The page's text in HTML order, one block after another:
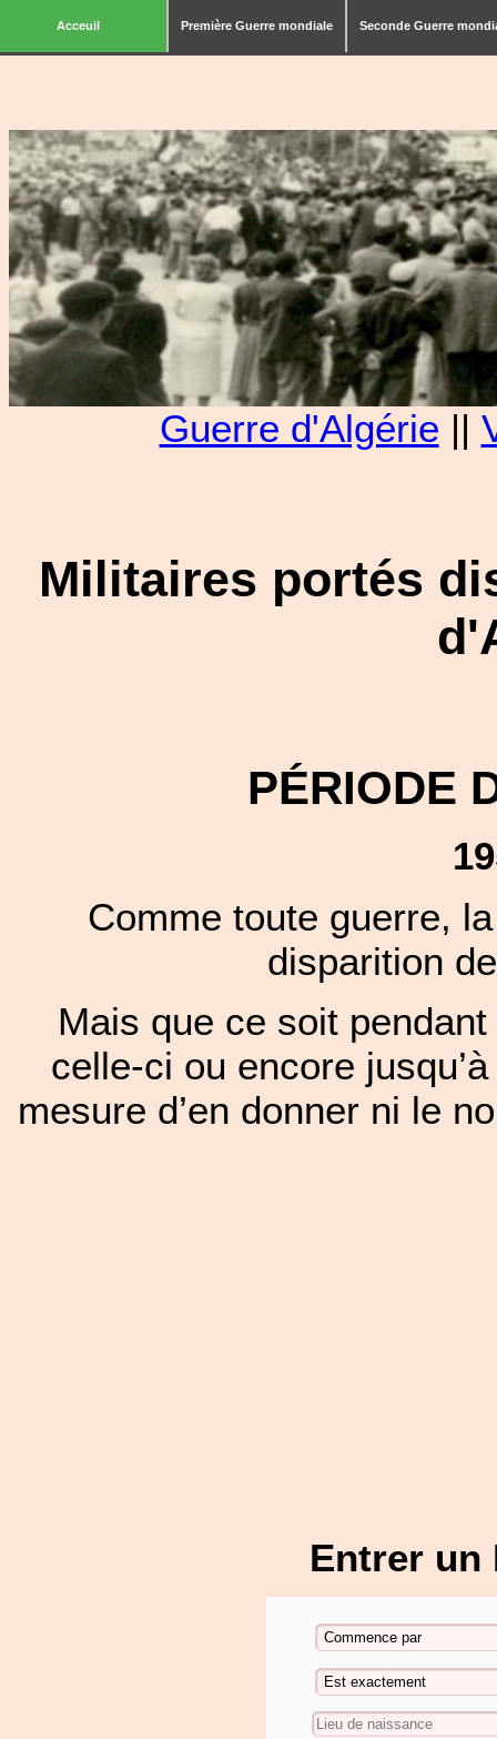
Acceuil Première Guerre mondiale Seconde Guerre
Guerre d'Algérie ||
Militaires portés
PÉRIODE
Comme toute guerre,
disparition
Mais que ce soit
celle-ci ou encore
mesure d’en donner ni le
Entrer un